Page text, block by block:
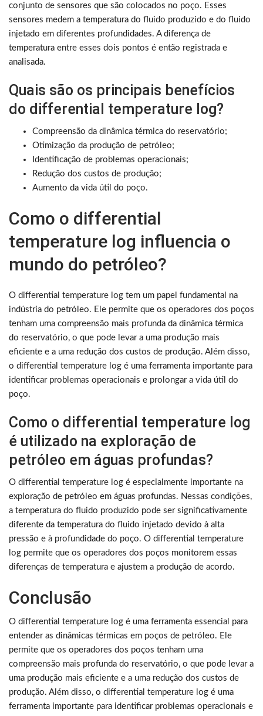
conjunto de sensores que são colocados no poço. Esses
sensores medem a temperatura do fluido produzido e do fluido
injetado em diferentes profundidades. A diferença de
temperatura entre esses dois pontos é então registrada e
analisada.
Quais são os principais benefícios
do differential temperature log?
Compreensão da dinâmica térmica do reservatório;
Otimização da produção de petróleo;
Identificação de problemas operacionais;
Redução dos custos de produção;
Aumento da vida útil do poço.
Como o differential
temperature log influencia o
mundo do petróleo?
O differential temperature log tem um papel fundamental na
indústria do petróleo. Ele permite que os operadores dos poços
tenham uma compreensão mais profunda da dinâmica térmica
do reservatório, o que pode levar a uma produção mais
eficiente e a uma redução dos custos de produção. Além disso,
o differential temperature log é uma ferramenta importante para
identificar problemas operacionais e prolongar a vida útil do
poço.
Como o differential temperature log
é utilizado na exploração de
petróleo em águas profundas?
O differential temperature log é especialmente importante na
exploração de petróleo em águas profundas. Nessas condições,
a temperatura do fluido produzido pode ser significativamente
diferente da temperatura do fluido injetado devido à alta
pressão e à profundidade do poço. O differential temperature
log permite que os operadores dos poços monitorem essas
diferenças de temperatura e ajustem a produção de acordo.
Conclusão
O differential temperature log é uma ferramenta essencial para
entender as dinâmicas térmicas em poços de petróleo. Ele
permite que os operadores dos poços tenham uma
compreensão mais profunda do reservatório, o que pode levar a
uma produção mais eficiente e a uma redução dos custos de
produção. Além disso, o differential temperature log é uma
ferramenta importante para identificar problemas operacionais e